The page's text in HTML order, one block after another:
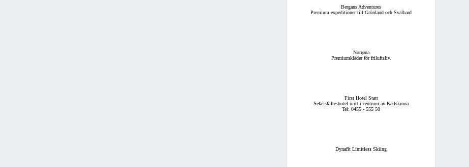
Bergans Adventures
Premium expeditioner till Grönland och Svalbard
Norrøna
Premiumkläder för friluftsliv.
First Hotel Statt
Sekelskifteshotel mitt i centrum av Karlskrona
Tel: 0455 - 555 50
Dynafit Limitless Skiing